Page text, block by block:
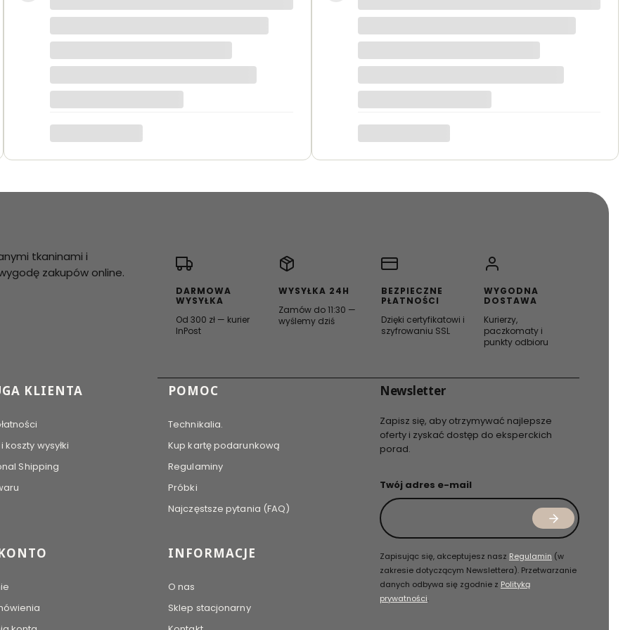
tkaninami i
zakupów online.
DARMOWA
WYSYŁKA
Od 300 zł — kurier
InPost
WYSYŁKA 24H
Zamów do 11:30 —
wyślemy dziś
BEZPIECZNE
PŁATNOŚCI
Dzięki certyfikatowi i
szyfrowaniu SSL
WYGODNA
DOSTAWA
Kurierzy,
paczkomaty i
punkty odbioru
KLIENTA
koszty wysyłki
Shipping
POMOC
Technikalia.
Kup kartę podarunkową
Regulaminy
Próbki
Najczęstsze pytania (FAQ)
INFORMACJE
O nas
Sklep stacjonarny
Newsletter
Zapisz się, aby otrzymywać najlepsze
oferty i zyskać dostęp do eksperckich
porad.
Twój adres e-mail
Zapisując się, akceptujesz nasz Regulamin (w
zakresie dotyczącym Newslettera). Przetwarzanie
danych odbywa się zgodnie z Polityką
prywatności.